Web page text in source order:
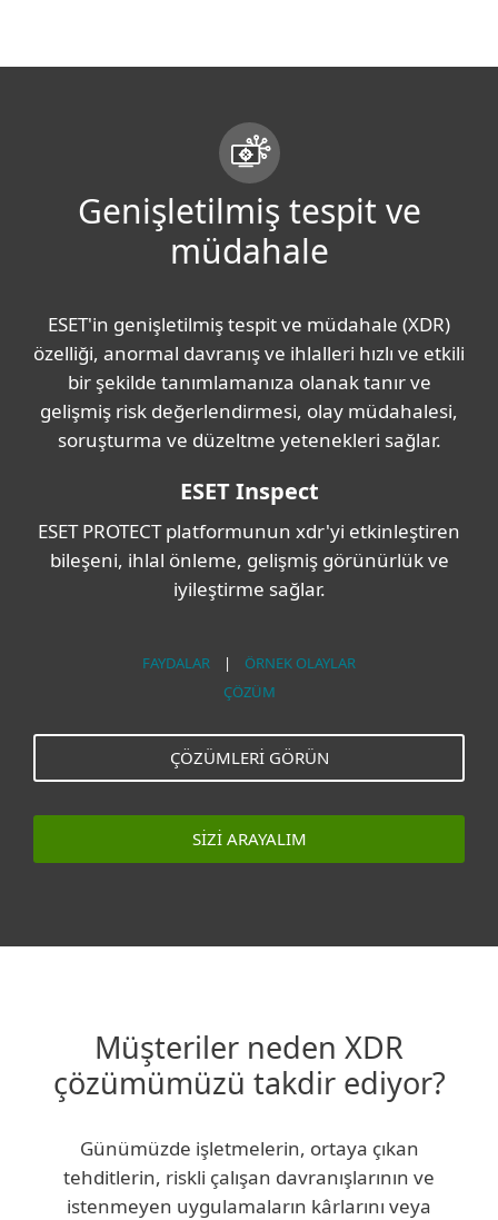
Genişletilmiş tespit ve
müdahale
ESET'in genişletilmiş tespit ve müdahale (XDR)
özelliği, anormal davranış ve ihlalleri hızlı ve etkili
bir şekilde tanımlamanıza olanak tanır ve
gelişmiş risk değerlendirmesi, olay müdahalesi,
soruşturma ve düzeltme yetenekleri sağlar.
ESET Inspect
ESET PROTECT platformunun xdr'yi etkinleştiren
bileşeni, ihlal önleme, gelişmiş görünürlük ve
iyileştirme sağlar.
FAYDALAR | ÖRNEK OLAYLAR
ÇÖZÜM
ÇÖZÜMLERI GÖRÜN
SIZI ARAYALIM
Müşteriler neden XDR
çözümümüzü takdir ediyor?
Günümüzde işletmelerin, ortaya çıkan
tehditlerin, riskli çalışan davranışlarının ve
istenmeyen uygulamaların kârlarını veya